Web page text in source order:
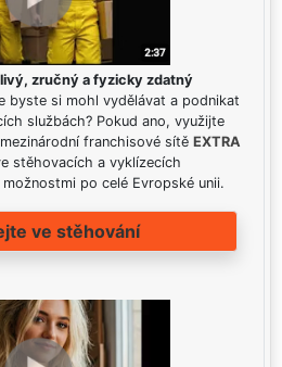
zručný a fyzicky zdatný
byste si mohl vydělávat a podnikat
službách? Pokud ano, využijte
franchisové sítě EXTRA
stěhovacích a vyklízecích
po celé Evropské unii.
ve stěhování